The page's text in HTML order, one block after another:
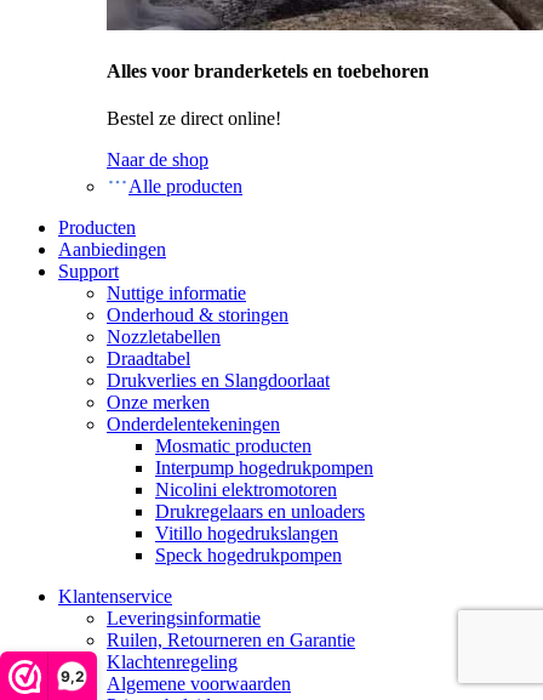
9,2
Alles voor branderketels en toebehoren
Bestel ze direct online!
Naar de shop
Alle producten
Producten
Aanbiedingen
Support
Nuttige informatie
Onderhoud & storingen
Nozzletabellen
Draadtabel
Drukverlies en Slangdoorlaat
Onze merken
Onderdelentekeningen
Mosmatic producten
Interpump hogedrukpompen
Nicolini elektromotoren
Drukregelaars en unloaders
Vitillo hogedrukslangen
Speck hogedrukpompen
Klantenservice
Leveringsinformatie
Ruilen, Retourneren en Garantie
Klachtenregeling
Algemene voorwaarden